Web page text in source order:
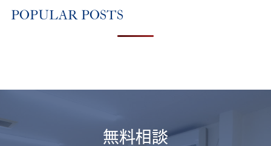
POPULAR POSTS
無料相談